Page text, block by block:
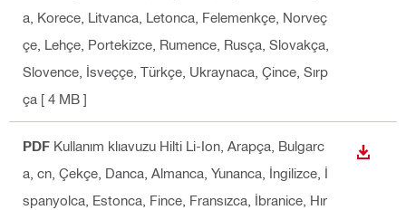
a, Korece, Litvanca, Letonca, Felemenkçe, Norveç
çe, Lehçe, Portekizce, Rumence, Rusça, Slovakça,
Slovence, İsveççe, Türkçe, Ukraynaca, Çince, Sırp
ça [ 4 MB ]
PDF Kullanım klıavuzu Hilti Li-Ion , Arapça, Bulgarc
a, cn, Çekçe, Danca, Almanca, Yunanca, İngilizce, İ
spanyolca, Estonca, Fince, Fransızca, İbranice, Hır
İNDIR